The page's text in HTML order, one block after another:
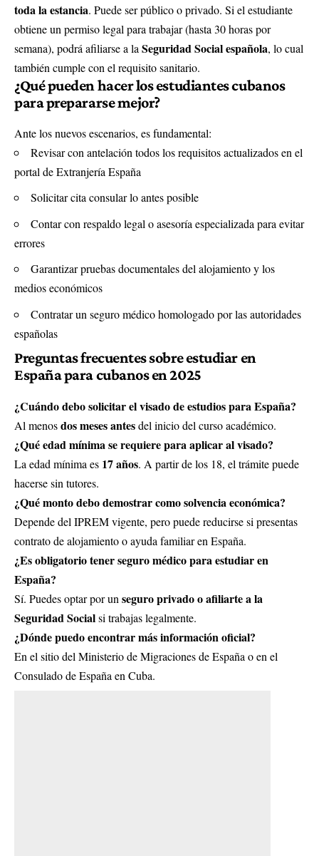
toda la estancia. Puede ser público o privado. Si el estudiante
obtiene un permiso legal para trabajar (hasta 30 horas por
semana), podrá afiliarse a la Seguridad Social española, lo cual
también cumple con el requisito sanitario.
¿Qué pueden hacer los estudiantes cubanos
para prepararse mejor?
Ante los nuevos escenarios, es fundamental:
Revisar con antelación todos los requisitos actualizados en el
portal de Extranjería España
Solicitar cita consular lo antes posible
Contar con respaldo legal o asesoría especializada para evitar
errores
Garantizar pruebas documentales del alojamiento y los
medios económicos
Contratar un seguro médico homologado por las autoridades
españolas
Preguntas frecuentes sobre estudiar en
España para cubanos en 2025
¿Cuándo debo solicitar el visado de estudios para España?
Al menosdos meses antesdel inicio del curso académico.
¿Qué edad mínima se requiere para aplicar al visado?
La edad mínima es 17 años. A partir de los 18, el trámite puede
hacerse sin tutores.
¿Qué monto debo demostrar como solvencia económica?
Depende del IPREM vigente, pero puede reducirse si presentas
contrato de alojamiento o ayuda familiar en España.
¿Es obligatorio tener seguro médico para estudiar en
España?
Sí. Puedes optar por un seguro privado o afiliarte a la
Seguridad Socialsi trabajas legalmente.
¿Dónde puedo encontrar más información oficial?
En el sitio del Ministerio de Migraciones de España o en el
Consulado de España en Cuba.